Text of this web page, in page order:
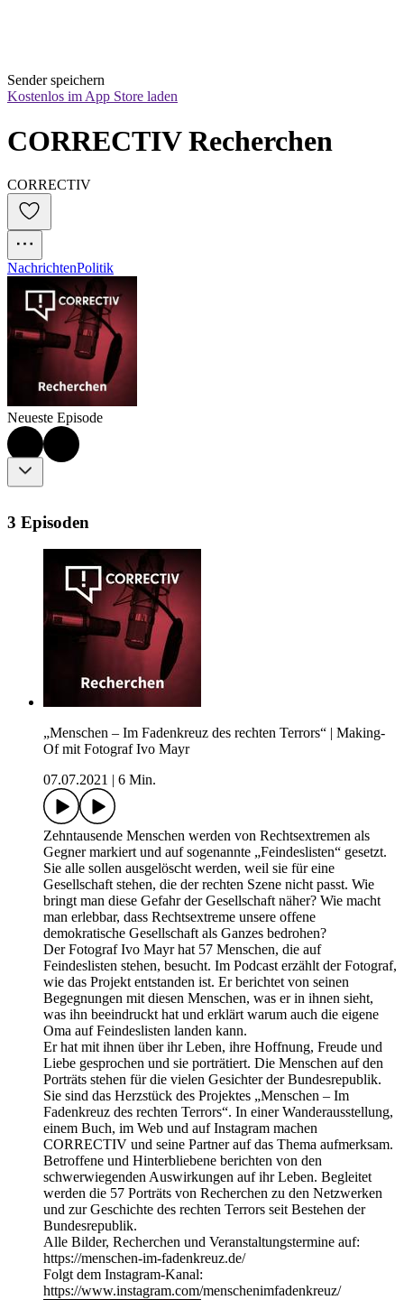
Sender speichern
Kostenlos im App Store laden
CORRECTIV Recherchen
CORRECTIV
NachrichtenPolitik
Neueste Episode
3 Episoden
„Menschen – Im Fadenkreuz des rechten Terrors“ | Making-
Of mit Fotograf Ivo Mayr
07.07.2021
6 Min.
Zehntausende Menschen werden von Rechtsextremen als
Gegner markiert und auf sogenannte „Feindeslisten“ gesetzt.
Sie alle sollen ausgelöscht werden, weil sie für eine
Gesellschaft stehen, die der rechten Szene nicht passt. Wie
bringt man diese Gefahr der Gesellschaft näher? Wie macht
man erlebbar, dass Rechtsextreme unsere offene
demokratische Gesellschaft als Ganzes bedrohen?
Der Fotograf Ivo Mayr hat 57 Menschen, die auf
Feindeslisten stehen, besucht. Im Podcast erzählt der Fotograf,
wie das Projekt entstanden ist. Er berichtet von seinen
Begegnungen mit diesen Menschen, was er in ihnen sieht,
was ihn beeindruckt hat und erklärt warum auch die eigene
Oma auf Feindeslisten landen kann.
Er hat mit ihnen über ihr Leben, ihre Hoffnung, Freude und
Liebe gesprochen und sie porträtiert. Die Menschen auf den
Porträts stehen für die vielen Gesichter der Bundesrepublik.
Sie sind das Herzstück des Projektes „Menschen – Im
Fadenkreuz des rechten Terrors“. In einer Wanderausstellung,
einem Buch, im Web und auf Instagram machen
CORRECTIV und seine Partner auf das Thema aufmerksam.
Betroffene und Hinterbliebene berichten von den
schwerwiegenden Auswirkungen auf ihr Leben. Begleitet
werden die 57 Porträts von Recherchen zu den Netzwerken
und zur Geschichte des rechten Terrors seit Bestehen der
Bundesrepublik.
Alle Bilder, Recherchen und Veranstaltungstermine auf:
https://menschen-im-fadenkreuz.de/
Folgt dem Instagram-Kanal:
https://www.instagram.com/menschenimfadenkreuz/